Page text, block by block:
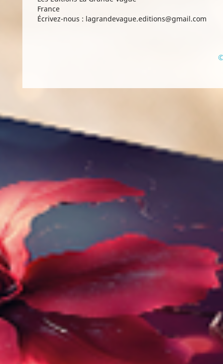
France
Écrivez-nous : lagrandevague.editions@gmail.com